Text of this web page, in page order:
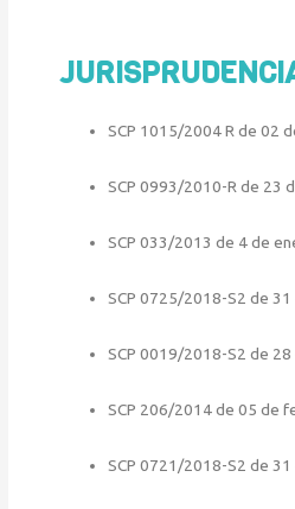
SCP 1015/2004 R de 02
SCP 0993/2010-R de 23
SCP 033/2013 de 4 de
SCP 0725/2018-S2 de
SCP 0019/2018-S2 de
SCP 206/2014 de 05 de
SCP 0721/2018-S2 de